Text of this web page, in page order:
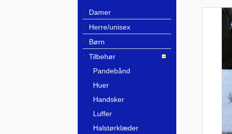
Damer
Herre/unisex
Børn
Tilbehør
Pandebånd
Huer
Handsker
Luffer
Halstørklæder